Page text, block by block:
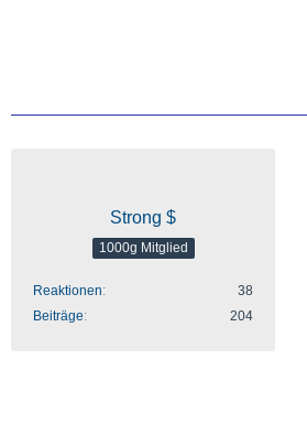
Strong $
1000g Mitglied
Reaktionen
38
Beiträge
204